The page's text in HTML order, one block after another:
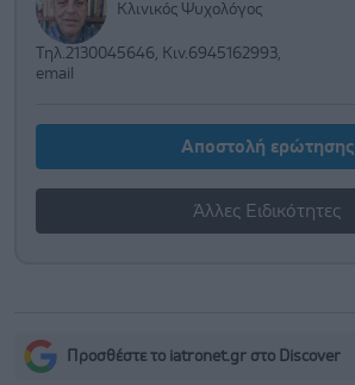
Κλινικός Ψυχολόγος
Τηλ.2130045646, Κιν.6945162993,
email
Αποστολή ερώτησης
Άλλες Ειδικότητες
Προσθέστε το iatronet.gr στο Discover